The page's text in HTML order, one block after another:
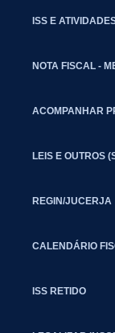
ISS E
NOTA FISCAL -
ACOMPANHAR
LEIS E OUTROS
REGIN/JUCERJA
CALENDÁRIO
ISS RETIDO